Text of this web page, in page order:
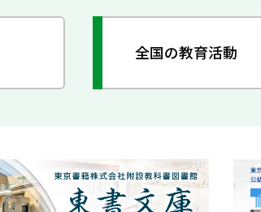
全国の教育活動